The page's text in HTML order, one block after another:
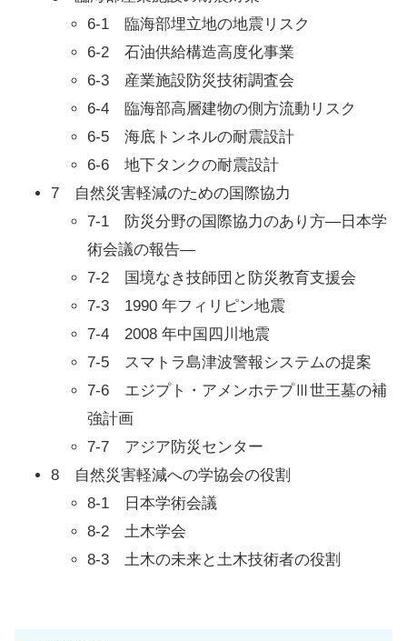
6-1 臨海部埋立地の地震リスク
6-2 石油供給構造高度化事業
6-3 産業施設防災技術調査会
6-4 臨海部高層建物の側方流動リスク
6-5 海底トンネルの耐震設計
6-6 地下タンクの耐震設計
7 自然災害軽減のための国際協力
7-1 防災分野の国際協力のあり方―日本学
術会議の報告―
7-2 国境なき技師団と防災教育支援会
7-3 1990 年フィリピン地震
7-4 2008 年中国四川地震
7-5 スマトラ島津波警報システムの提案
7-6 エジプト・アメンホテプⅢ世王墓の補
強計画
7-7 アジア防災センター
8 自然災害軽減への学協会の役割
8-1 日本学術会議
8-2 土木学会
8-3 土木の未来と土木技術者の役割